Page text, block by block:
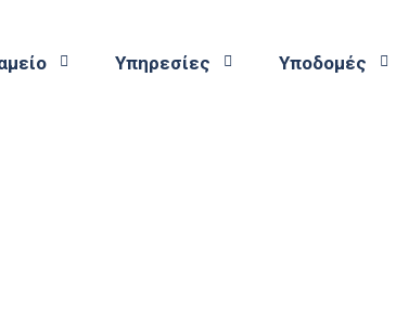
Υπηρεσίες Υποδομές